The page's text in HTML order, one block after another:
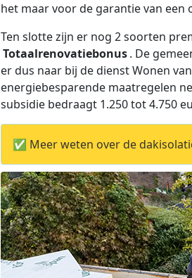
het maar voor de garantie van een
Ten slotte zijn er nog 2 soorten
Totaalrenovatiebonus. De
er dus naar bij de dienst Wonen
energiebesparende maatregelen
subsidie bedraagt 1.250 tot 4.750
✅ Meer weten over de